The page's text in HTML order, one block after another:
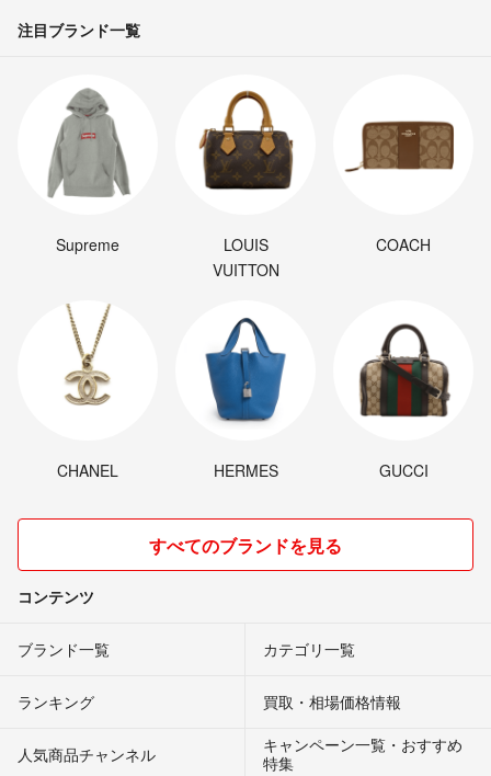
注目ブランド一覧
Supreme
LOUIS
VUITTON
COACH
CHANEL HERMES GUCCI
すべてのブランドを見る
コンテンツ
ブランド一覧 カテゴリ一覧
ランキング 買取・相場価格情報
人気商品チャンネル
キャンペーン一覧・おすすめ
特集